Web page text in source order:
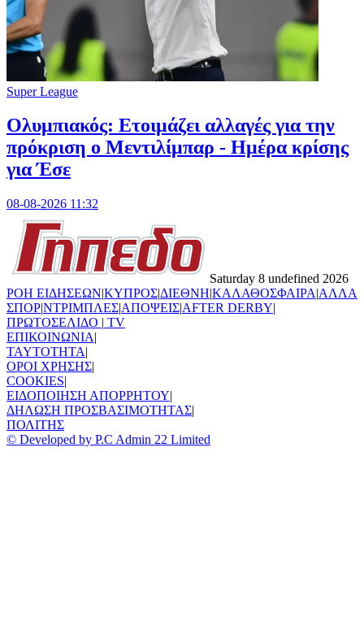
Super League
Ολυμπιακός: Ετοιμάζει αλλαγές για την
πρόκριση ο Μεντιλίμπαρ - Ημέρα κρίσης
για Έσε
08-08-2026 11:32
Saturday 8 undefined 2026
ΡΟΗ ΕΙΔΗΣΕΩΝ|ΚΥΠΡΟΣ|ΔΙΕΘΝΗ|ΚΑΛΑΘΟΣΦΑΙΡΑ|ΑΛΛΑ
ΣΠΟΡ|ΝΤΡΙΜΠΛΕΣ|ΑΠΟΨΕΙΣ|AFTER DERBY|
ΠΡΩΤΟΣΕΛΙΔΟ | TV
ΕΠΙΚΟΙΝΩΝΙΑ|
TAYTOTHTA|
ΟΡΟΙ ΧΡΗΣΗΣ|
COOKIES|
ΕΙΔΟΠΟΙΗΣΗ ΑΠΟΡΡΗΤΟΥ|
ΔΗΛΩΣΗ ΠΡΟΣΒΑΣΙΜΟΤΗΤΑΣ|
ΠΟΛΙΤΗΣ
© Developed by P.C Admin 22 Limited